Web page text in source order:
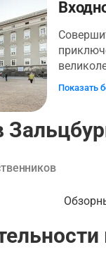
уголок
власти
в самом
билеты
Показать